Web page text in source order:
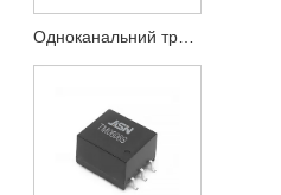
Одноканальний трансформатор сигналу BMS